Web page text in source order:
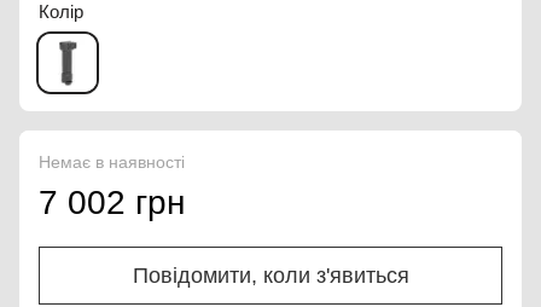
Колір
Немає в наявності
7 002 грн
Повідомити, коли з'явиться